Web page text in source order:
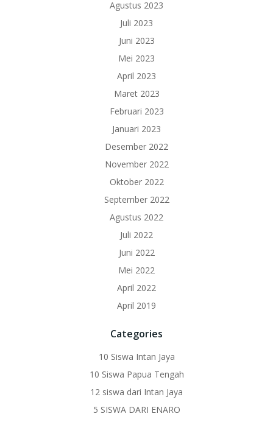
Agustus 2023
Juli 2023
Juni 2023
Mei 2023
April 2023
Maret 2023
Februari 2023
Januari 2023
Desember 2022
November 2022
Oktober 2022
September 2022
Agustus 2022
Juli 2022
Juni 2022
Mei 2022
April 2022
April 2019
Categories
10 Siswa Intan Jaya
10 Siswa Papua Tengah
12 siswa dari Intan Jaya
5 SISWA DARI ENARO